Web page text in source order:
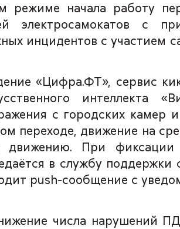
режиме начала работу
электросамокатов с
инцидентов с
«Цифра.ФТ», сервис
интеллекта
с городских камер
переходе, движение на
При фиксации
в службу поддержки
push-сообщение с
числа нарушений